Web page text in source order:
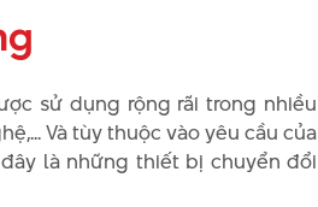
sử dụng rộng rãi trong nhiều
Và tùy thuộc vào yêu cầu của
là những thiết bị chuyển đổi